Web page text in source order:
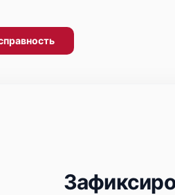
2560 р